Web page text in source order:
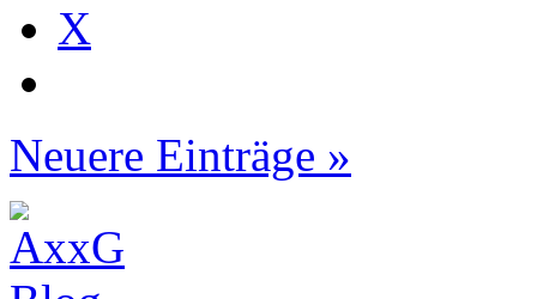
X
Neuere Einträge »